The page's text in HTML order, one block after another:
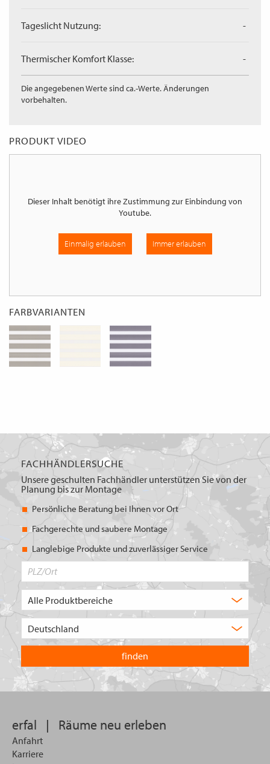
Tageslicht Nutzung: -
Thermischer Komfort Klasse: -
Die angegebenen Werte sind ca.-Werte. Änderungen
vorbehalten.
PRODUKT VIDEO
Dieser Inhalt benötigt ihre Zustimmung zur Einbindung von
Youtube.
Einmalig erlauben Immer erlauben
FARBVARIANTEN
FACHHÄNDLERSUCHE
Unsere geschulten Fachhändler unterstützen Sie von der
Planung bis zur Montage
Persönliche Beratung bei Ihnen vor Ort
Fachgerechte und saubere Montage
Langlebige Produkte und zuverlässiger Service
in
welchem
Land
Sie
suchen
erfal | Räume neu erleben
Anfahrt
Karriere